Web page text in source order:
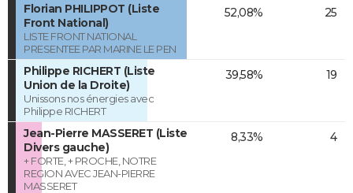
Florian PHILIPPOT (Liste
Front National)
LISTE FRONT NATIONAL
PRESENTEE PAR MARINE LE PEN
52,08% 25
Philippe RICHERT (Liste
Union de la Droite)
Unissons nos énergies avec
Philippe RICHERT
39,58% 19
Jean-Pierre MASSERET (Liste
Divers gauche)
+ FORTE, + PROCHE, NOTRE
REGION AVEC JEAN-PIERRE
MASSERET
8,33% 4